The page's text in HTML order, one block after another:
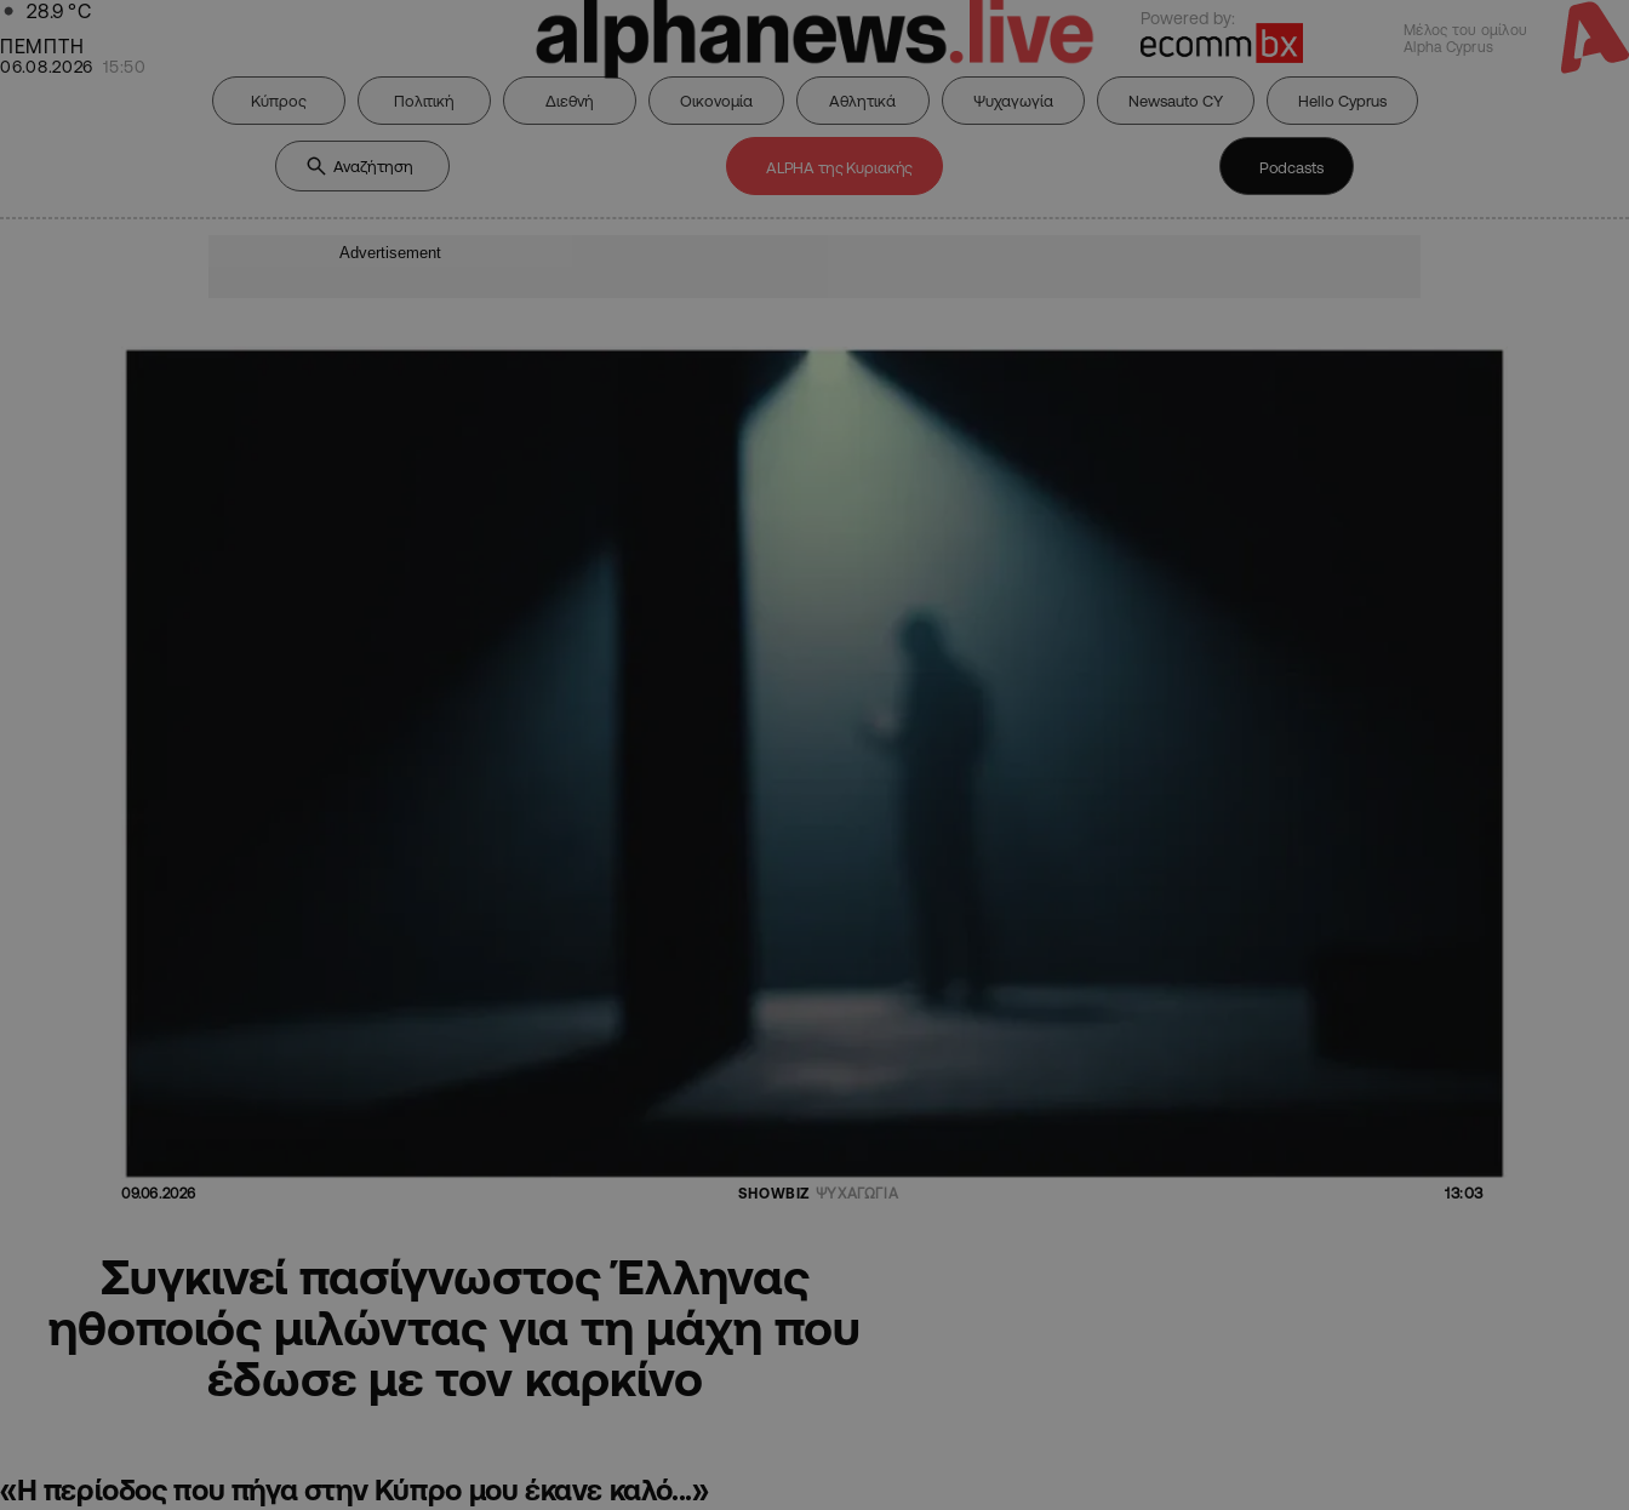
28.9 °C
ΠΕΜΠΤΗ
06.08.2026 15:50
Powered by:
Μέλος του ομίλου
Alpha Cyprus
Κύπρος Πολιτική Διεθνή Οικονομία Αθλητικά Ψυχαγωγία Newsauto CY Hello Cyprus
ALPHA της Κυριακής Podcasts
Advertisement
09.06.2026 SHOWBIZ ΨΥΧΑΓΩΓΙΑ 13:03
Συγκινεί πασίγνωστος Έλληνας
ηθοποιός μιλώντας για τη μάχη που
έδωσε με τον καρκίνο
«Η περίοδος που πήγα στην Κύπρο μου έκανε καλό...»